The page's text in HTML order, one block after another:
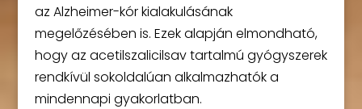
az Alzheimer-kór kialakulásának
megelőzésében is. Ezek alapján elmondható,
hogy az acetilszalicilsav tartalmú gyógyszerek
rendkívül sokoldalúan alkalmazhatók a
mindennapi gyakorlatban.